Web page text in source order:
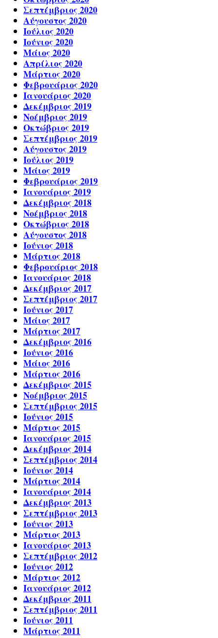
Σεπτέμβριος 2020
Αύγουστος 2020
Ιούλιος 2020
Ιούνιος 2020
Μάιος 2020
Απρίλιος 2020
Μάρτιος 2020
Φεβρουάριος 2020
Ιανουάριος 2020
Δεκέμβριος 2019
Νοέμβριος 2019
Οκτώβριος 2019
Σεπτέμβριος 2019
Αύγουστος 2019
Ιούλιος 2019
Μάιος 2019
Φεβρουάριος 2019
Ιανουάριος 2019
Δεκέμβριος 2018
Νοέμβριος 2018
Οκτώβριος 2018
Αύγουστος 2018
Ιούνιος 2018
Μάρτιος 2018
Φεβρουάριος 2018
Ιανουάριος 2018
Δεκέμβριος 2017
Σεπτέμβριος 2017
Ιούνιος 2017
Μάιος 2017
Μάρτιος 2017
Δεκέμβριος 2016
Ιούνιος 2016
Μάιος 2016
Μάρτιος 2016
Δεκέμβριος 2015
Νοέμβριος 2015
Σεπτέμβριος 2015
Ιούνιος 2015
Μάρτιος 2015
Ιανουάριος 2015
Δεκέμβριος 2014
Σεπτέμβριος 2014
Ιούνιος 2014
Μάρτιος 2014
Ιανουάριος 2014
Δεκέμβριος 2013
Σεπτέμβριος 2013
Ιούνιος 2013
Μάρτιος 2013
Ιανουάριος 2013
Σεπτέμβριος 2012
Ιούνιος 2012
Μάρτιος 2012
Ιανουάριος 2012
Δεκέμβριος 2011
Σεπτέμβριος 2011
Ιούνιος 2011
Μάρτιος 2011